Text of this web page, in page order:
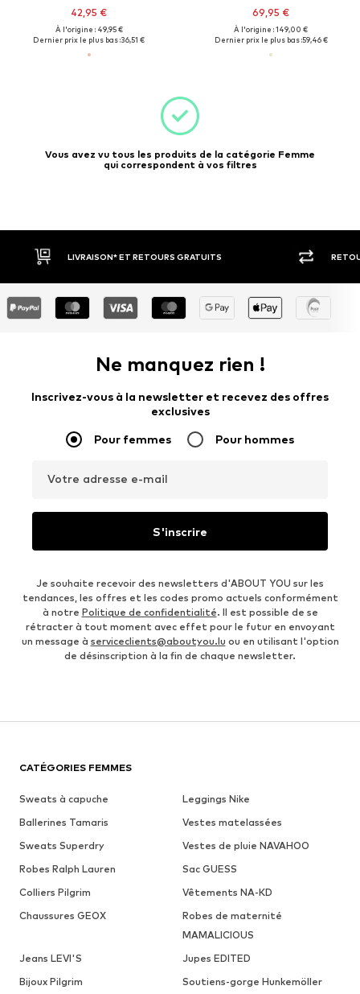
42,95 €
À l'origine : 49,95 €
Dernier prix le plus bas :36,51 €
69,95 €
À l'origine : 149,00 €
Dernier prix le plus bas :59,46 €
Vous avez vu tous les produits de la catégorie Femme
qui correspondent à vos filtres
LIVRAISON* ET RETOURS GRATUITS
Ne manquez rien !
Inscrivez-vous à la newsletter et recevez des offres
exclusives
Pour femmes Pour hommes
Votre adresse e-mail
S'inscrire
Je souhaite recevoir des newsletters d'ABOUT YOU sur les
tendances, les offres et les codes promo actuels conformément
à notre Politique de confidentialité. Il est possible de se
rétracter à tout moment avec effet pour le futur en envoyant
un message à serviceclients@aboutyou.lu ou en utilisant l'option
de désinscription à la fin de chaque newsletter.
CATÉGORIES FEMMES
Sweats à capuche
Leggings Nike
Ballerines Tamaris
Vestes matelassées
Sweats Superdry
Vestes de pluie NAVAHOO
Robes Ralph Lauren
Sac GUESS
Colliers Pilgrim
Vêtements NA-KD
Chaussures GEOX
Robes de maternité
MAMALICIOUS
Jeans LEVI'S
Jupes EDITED
Bijoux Pilgrim
Soutiens-gorge Hunkemöller